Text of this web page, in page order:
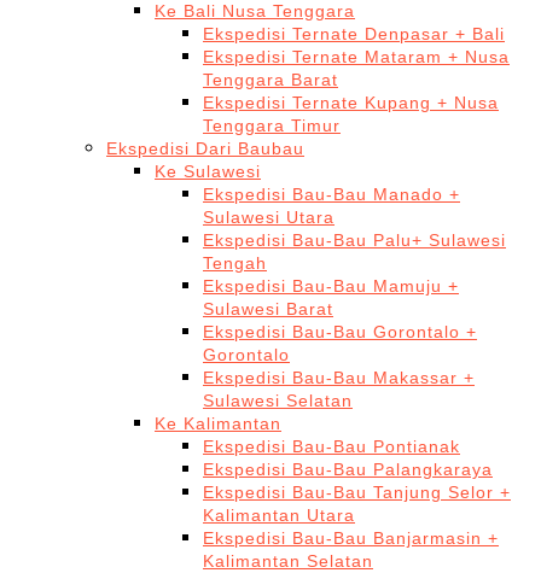
Ke Bali Nusa Tenggara
Ekspedisi Ternate Denpasar + Bali
Ekspedisi Ternate Mataram + Nusa
Tenggara Barat
Ekspedisi Ternate Kupang + Nusa
Tenggara Timur
Ekspedisi Dari Baubau
Ke Sulawesi
Ekspedisi Bau-Bau Manado +
Sulawesi Utara
Ekspedisi Bau-Bau Palu+ Sulawesi
Tengah
Ekspedisi Bau-Bau Mamuju +
Sulawesi Barat
Ekspedisi Bau-Bau Gorontalo +
Gorontalo
Ekspedisi Bau-Bau Makassar +
Sulawesi Selatan
Ke Kalimantan
Ekspedisi Bau-Bau Pontianak
Ekspedisi Bau-Bau Palangkaraya
Ekspedisi Bau-Bau Tanjung Selor +
Kalimantan Utara
Ekspedisi Bau-Bau Banjarmasin +
Kalimantan Selatan